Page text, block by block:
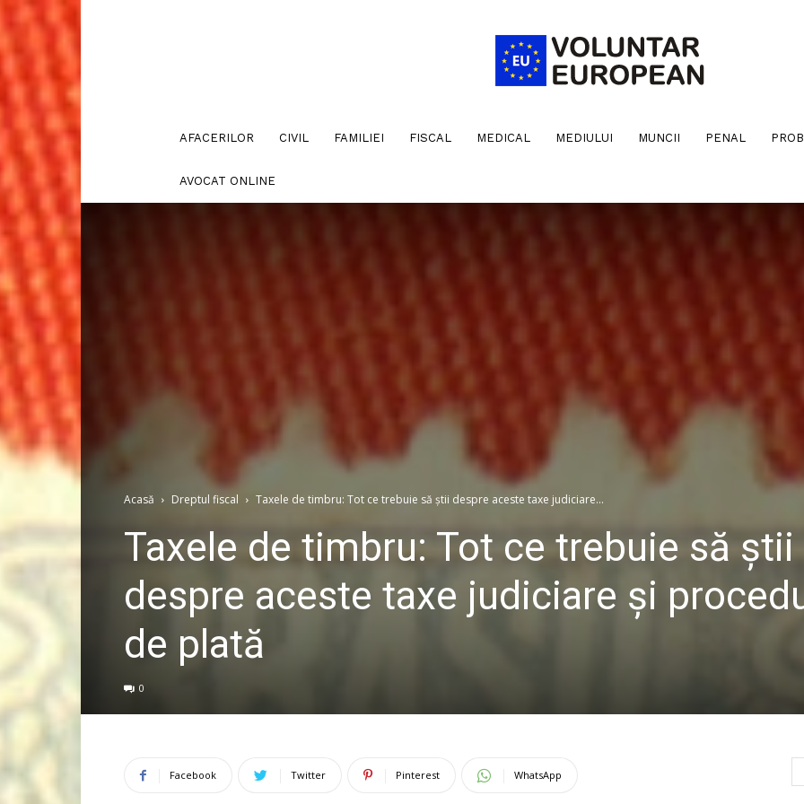
AFACERILOR CIVIL FAMILIEI FISCAL MEDICAL MEDIULUI MUNCII PENAL
AVOCAT ONLINE
Acasă Dreptul fiscal Taxele de timbru: Tot ce trebuie să știi despre aceste taxe judiciare...
Taxele de timbru: Tot ce trebuie să știi
despre aceste taxe judiciare și
de plată
0
Facebook Twitter Pinterest WhatsApp